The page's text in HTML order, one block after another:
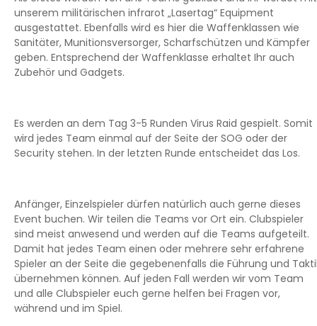
unserem militärischen infrarot „Lasertag“ Equipment
ausgestattet. Ebenfalls wird es hier die Waffenklassen wie
Sanitäter, Munitionsversorger, Scharfschützen und Kämpfer
geben. Entsprechend der Waffenklasse erhaltet Ihr auch
Zubehör und Gadgets.
Es werden an dem Tag 3-5 Runden Virus Raid gespielt. Somit
wird jedes Team einmal auf der Seite der SOG oder der
Security stehen. In der letzten Runde entscheidet das Los.
Anfänger, Einzelspieler dürfen natürlich auch gerne dieses
Event buchen. Wir teilen die Teams vor Ort ein. Clubspieler
sind meist anwesend und werden auf die Teams aufgeteilt.
Damit hat jedes Team einen oder mehrere sehr erfahrene
Spieler an der Seite die gegebenenfalls die Führung und
übernehmen können. Auf jeden Fall werden wir vom Team
und alle Clubspieler euch gerne helfen bei Fragen vor,
während und im Spiel.